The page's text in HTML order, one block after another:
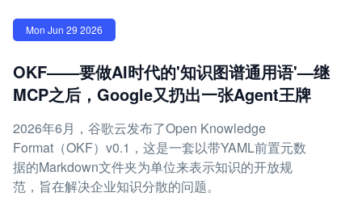
Mon Jun 29 2026
OKF——要做AI时代的'知识图谱通用语'—继
MCP之后，Google又扔出一张Agent王牌
2026年6月，谷歌云发布了Open Knowledge
Format（OKF）v0.1，这是一套以带YAML前置元数
据的Markdown文件夹为单位来表示知识的开放规
范，旨在解决企业知识分散的问题。